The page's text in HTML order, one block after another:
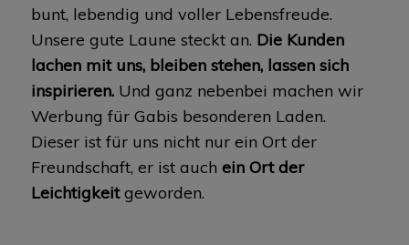
bunt, lebendig und voller Lebensfreude.
Unsere gute Laune steckt an. Die Kunden
lachen mit uns, bleiben stehen, lassen sich
inspirieren.Und ganz nebenbei machen wir
Werbung für Gabis besonderen Laden.
Dieser ist für uns nicht nur ein Ort der
Freundschaft, er ist auch ein Ort der
Leichtigkeitgeworden.